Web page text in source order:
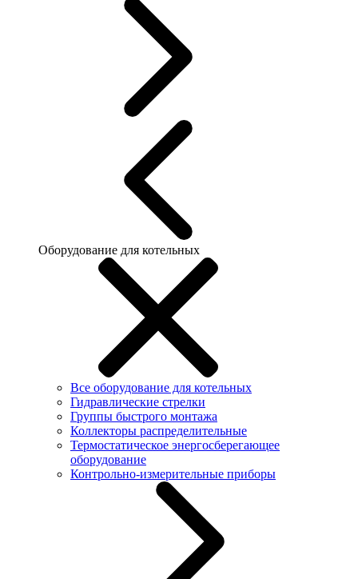
Оборудование для котельных
Все оборудование для котельных
Гидравлические стрелки
Группы быстрого монтажа
Коллекторы распределительные
Термостатическое энергосберегающее
оборудование
Контрольно-измерительные приборы